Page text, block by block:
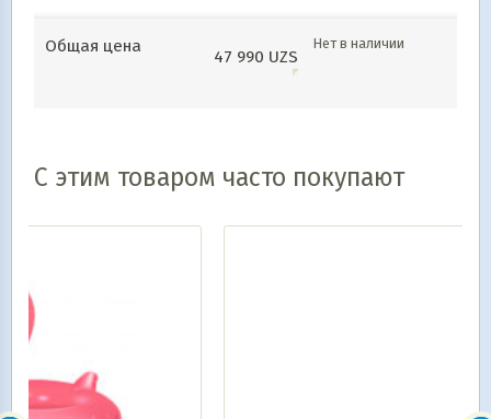
Общая цена
47 990 UZS
Нет в наличии
С этим товаром часто покупают